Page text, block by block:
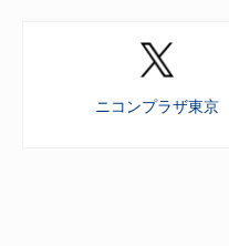
ニコンプラザ東京